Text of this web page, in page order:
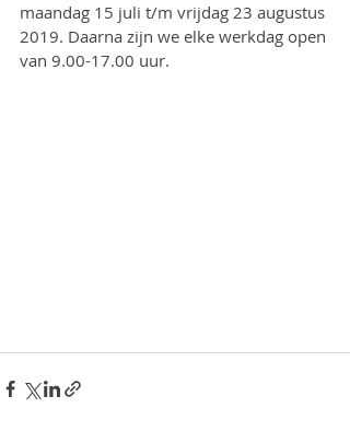
maandag 15 juli t/m vrijdag 23 augustus
2019. Daarna zijn we elke werkdag open
van 9.00-17.00 uur.